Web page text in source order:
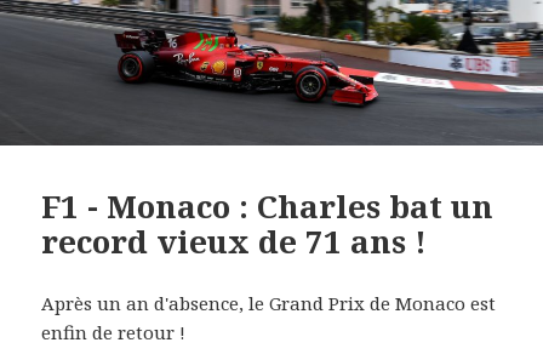
F1 - Monaco : Charles bat un
record vieux de 71 ans !
Après un an d'absence, le Grand Prix de Monaco est
enfin de retour !